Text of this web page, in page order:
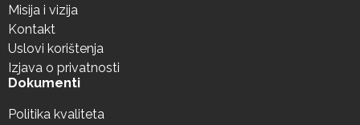
Misija i vizija
Kontakt
Uslovi korištenja
Izjava o privatnosti
Dokumenti
Politika kvaliteta